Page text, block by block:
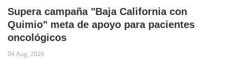
Supera campaña "Baja California con
Quimio" meta de apoyo para pacientes
oncológicos
04 Aug, 2026